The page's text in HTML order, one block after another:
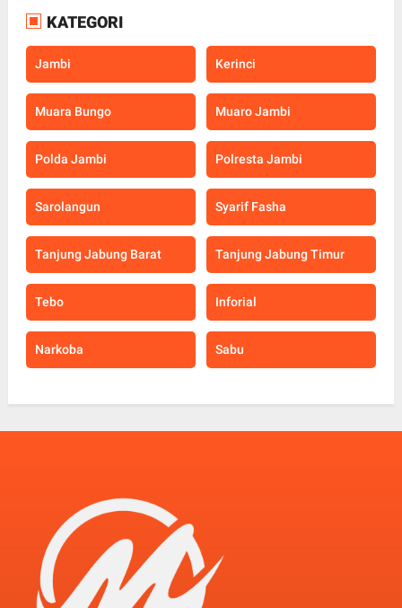
KATEGORI
Jambi Kerinci
Muara Bungo Muaro Jambi
Polda Jambi Polresta Jambi
Sarolangun Syarif Fasha
Tanjung Jabung Barat Tanjung Jabung Timur
Tebo Inforial
Narkoba Sabu